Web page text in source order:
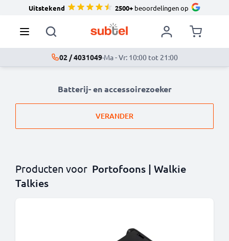
Uitstekend 2500+beoordelingen op
02 / 4031049·Ma - Vr: 10:00 tot 21:00
Batterij- en accessoirezoeker
VERANDER
Producten voor Portofoons | Walkie
Talkies